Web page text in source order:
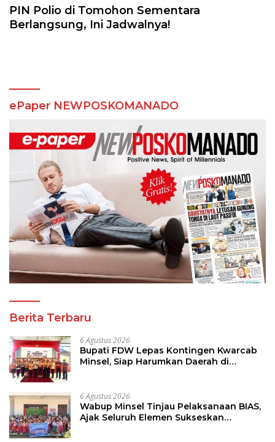
PIN Polio di Tomohon Sementara
Berlangsung, Ini Jadwalnya!
ePaper NEWPOSKOMANADO
Berita Terbaru
6 Agustus 2026
Bupati FDW Lepas Kontingen Kwarcab
Minsel, Siap Harumkan Daerah di
6 Agustus 2026
Wabup Minsel Tinjau Pelaksanaan BIAS,
Ajak Seluruh Elemen Sukseskan